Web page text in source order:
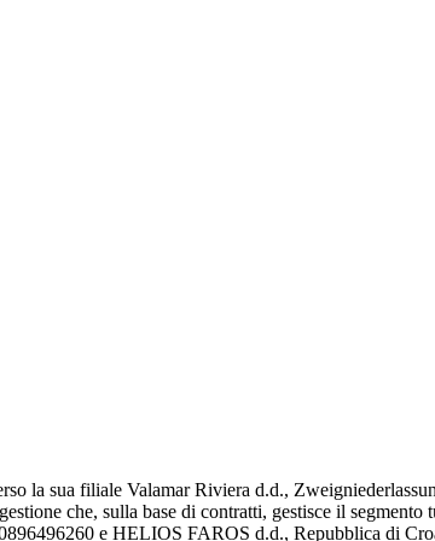
la sua filiale Valamar Riviera d.d.,
che, sulla base di contratti, gestisce il
e HELIOS FAROS d.d., Repubblica di